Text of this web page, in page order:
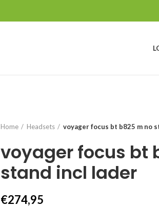
Home Headsets voyager focus bt b825 m no
voyager focus bt
stand incl lader
€274,95